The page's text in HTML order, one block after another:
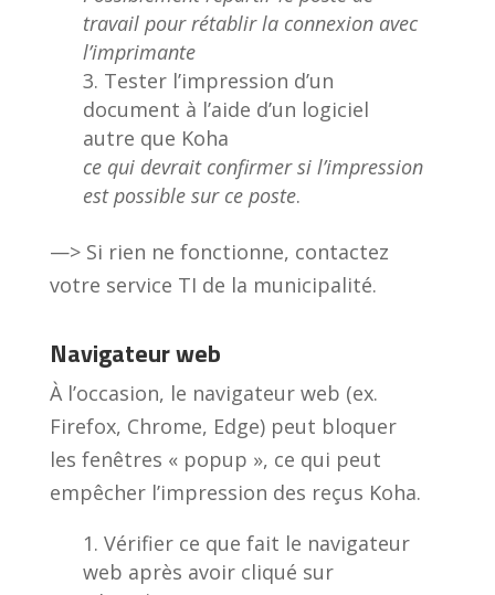
travail pour rétablir la connexion avec
l’imprimante
Tester l’impression d’un
document à l’aide d’un logiciel
autre que Koha
ce qui devrait confirmer si l’impression
est possible sur ce poste.
—> Si rien ne fonctionne, contactez
votre service TI de la municipalité.
Navigateur web
À l’occasion, le navigateur web (ex.
Firefox, Chrome, Edge) peut bloquer
les fenêtres « popup », ce qui peut
empêcher l’impression des reçus Koha.
Vérifier ce que fait le navigateur
web après avoir cliqué sur